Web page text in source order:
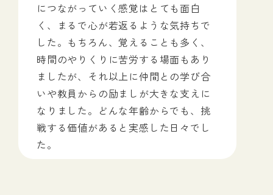
につながっていく感覚はとても面白
く、まるで心が若返るような気持ちで
した。もちろん、覚えることも多く、
時間のやりくりに苦労する場面もあり
ましたが、それ以上に仲間との学び合
いや教員からの励ましが大きな支えに
なりました。どんな年齢からでも、挑
戦する価値があると実感した日々でし
た。